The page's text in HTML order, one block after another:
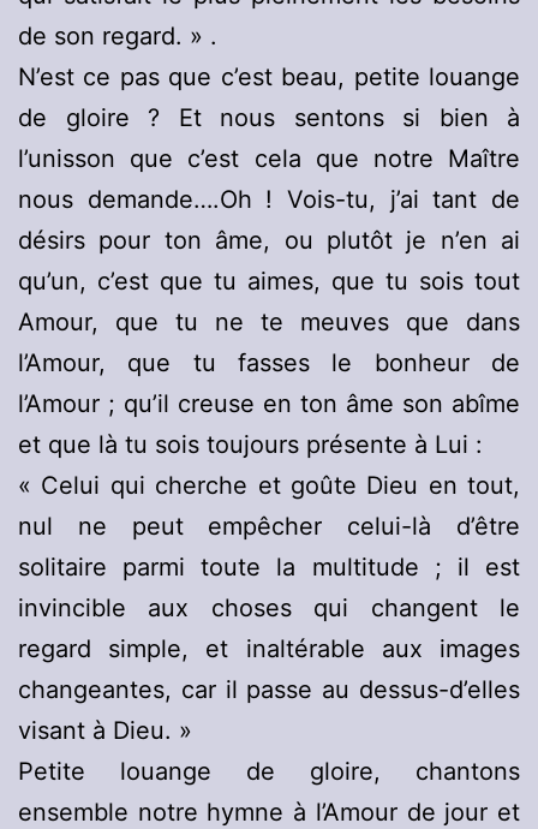
de son regard. » .
N’est ce pas que c’est beau, petite louange
de gloire ? Et nous sentons si bien à
l’unisson que c’est cela que notre Maître
nous demande….Oh ! Vois-tu, j’ai tant de
désirs pour ton âme, ou plutôt je n’en ai
qu’un, c’est que tu aimes, que tu sois tout
Amour, que tu ne te meuves que dans
l’Amour, que tu fasses le bonheur de
l’Amour ; qu’il creuse en ton âme son abîme
et que là tu sois toujours présente à Lui :
« Celui qui cherche et goûte Dieu en tout,
nul ne peut empêcher celui-là d’être
solitaire parmi toute la multitude ; il est
invincible aux choses qui changent le
regard simple, et inaltérable aux images
changeantes, car il passe au dessus-d’elles
visant à Dieu. »
Petite louange de gloire, chantons
ensemble notre hymne à l’Amour de jour et